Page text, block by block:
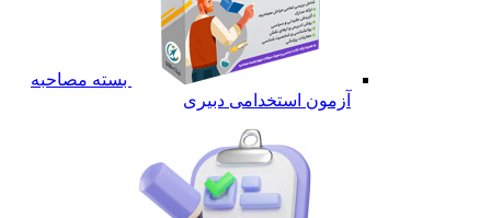
بسته مصاحبه
آزمون استخدامی دبیری